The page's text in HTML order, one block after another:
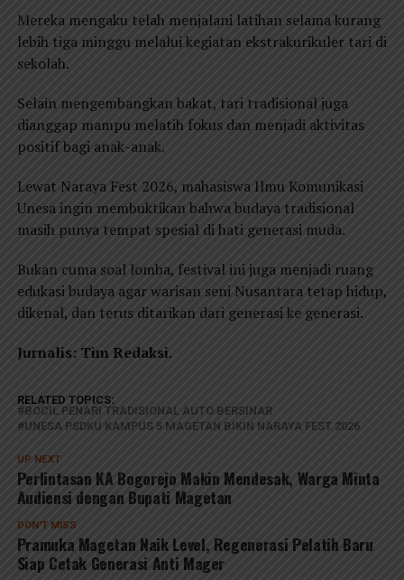
Mereka mengaku telah menjalani latihan selama kurang
lebih tiga minggu melalui kegiatan ekstrakurikuler tari di
sekolah.
Selain mengembangkan bakat, tari tradisional juga
dianggap mampu melatih fokus dan menjadi aktivitas
positif bagi anak-anak.
Lewat Naraya Fest 2026, mahasiswa Ilmu Komunikasi
Unesa ingin membuktikan bahwa budaya tradisional
masih punya tempat spesial di hati generasi muda.
Bukan cuma soal lomba, festival ini juga menjadi ruang
edukasi budaya agar warisan seni Nusantara tetap hidup,
dikenal, dan terus ditarikan dari generasi ke generasi.
Jurnalis: Tim Redaksi.
RELATED TOPICS:
BOCIL PENARI TRADISIONAL AUTO BERSINAR
UNESA PSDKU KAMPUS 5 MAGETAN BIKIN NARAYA FEST 2026
UP NEXT
Perlintasan KA Bogorejo Makin Mendesak, Warga Minta
Audiensi dengan Bupati Magetan
DON'T MISS
Pramuka Magetan Naik Level, Regenerasi Pelatih Baru
Siap Cetak Generasi Anti Mager